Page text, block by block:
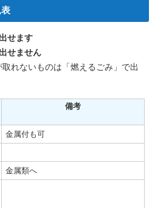
出せます
出せません
れないものは「燃えるごみ」で出
備考
金属付も可
金属類へ